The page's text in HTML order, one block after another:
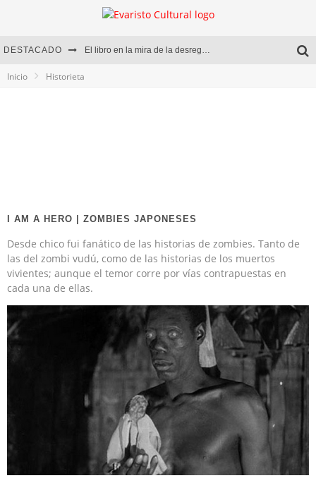
DESTACADO El libro en la mira de la desregulación
Inicio Historieta
I AM A HERO | ZOMBIES JAPONESES
Desde chico fui fanático de las historias de zombies. Tanto de
las del zombi vudú, como de las historias de los muertos
vivientes; aunque el temor corre por vías contrapuestas en
cada una de ellas.